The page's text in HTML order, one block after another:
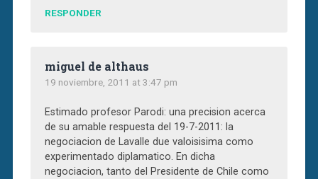
RESPONDER
miguel de althaus
19 noviembre, 2011 at 3:47 pm
Estimado profesor Parodi: una precision acerca
de su amable respuesta del 19-7-2011: la
negociacion de Lavalle due valoisisima como
experimentado diplamatico. En dicha
negociacion, tanto del Presidente de Chile como